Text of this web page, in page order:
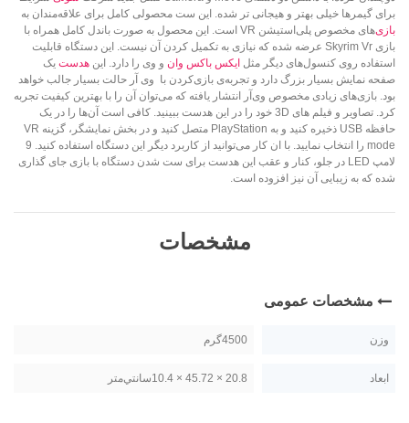
برای گیمرها خیلی بهتر و هیجانی تر شده. این ست محصولی کامل برای علاقه‌مندان به
بازی
‌های مخصوص پلی‌استیشن VR است. این محصول به صورت باندل کامل همراه با
بازی Skyrim Vr عرضه شده که نیازی به تکمیل کردن آن نیست. این دستگاه قابلیت
استفاده روی کنسول‌های دیگر مثل ایکس باکس وان و وی را دارد. این هدست یک
صفحه نمایش بسیار بزرگ دارد و تجربه‌ی بازی‌کردن با وی آر حالت بسیار جالب خواهد
بود. بازی‌های زیادی مخصوص وی‌آر انتشار یافته که می‌توان آن را با بهترین کیفیت تجربه
کرد. تصاویر و فیلم های 3D خود را در این هدست ببینید. کافی است آن‌ها را در یک
حافظه USB ذخیره کنید و به PlayStation متصل کنید و در بخش نمایشگر، گزینه VR
mode را انتخاب نمایید. با ان کار می‌توانید از کاربرد دیگر این دستگاه استفاده کنید. 9
لامپ LED در جلو، کنار و عقب این هدست برای ست شدن دستگاه با بازی جای گذاری
شده که به زیبایی آن نیز افزوده است.
مشخصات
مشخصات عمومی
وزن 4500گرم
ابعاد 20.8 × 45.72 × 10.4سانتي‌متر